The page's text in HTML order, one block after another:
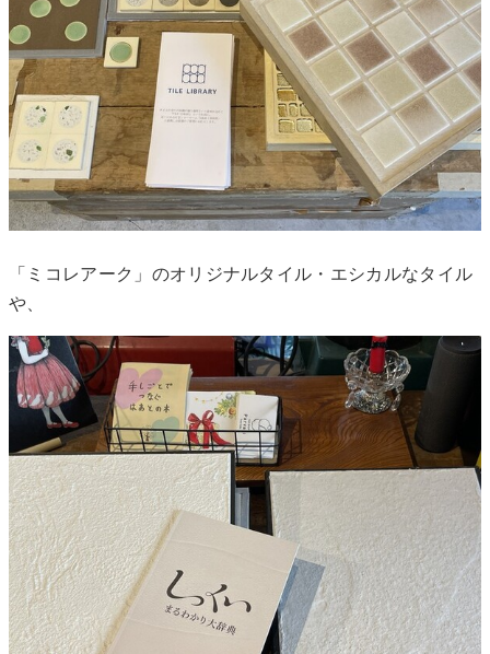
「ミコレアーク」のオリジナルタイル・エシカルなタイル
や、